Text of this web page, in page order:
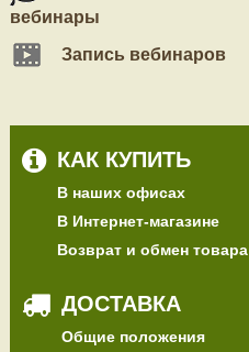
вебинары
Запись вебинаров
КАК КУПИТЬ
В наших офисах
В Интернет-магазине
Возврат и обмен товара
ДОСТАВКА
Общие положения